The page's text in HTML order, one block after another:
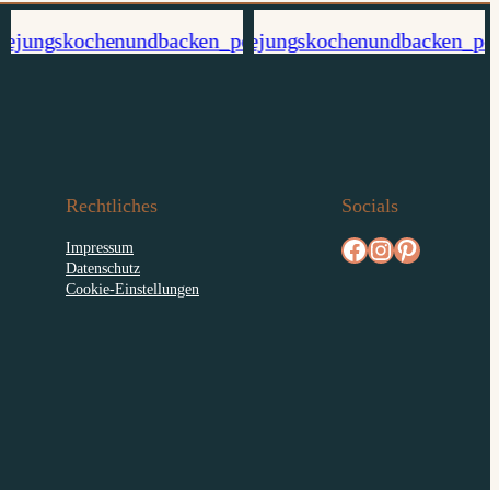
Rechtliches
Impressum
Datenschutz
Cookie-Einstellungen
Socials
facebook.com/diejungskochenundbacken Instagrampinterest.com/diejungs